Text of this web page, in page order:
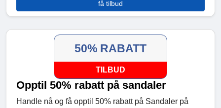
få tilbud
50% RABATT
TILBUD
Opptil 50% rabatt på sandaler
Handle nå og få opptil 50% rabatt på Sandaler på